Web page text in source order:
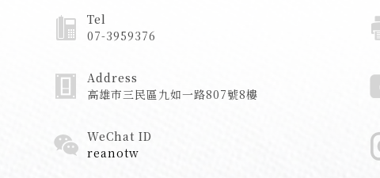
Tel
07-3959376
Address
高雄市三民區九如一路807號8樓
WeChat ID
reanotw